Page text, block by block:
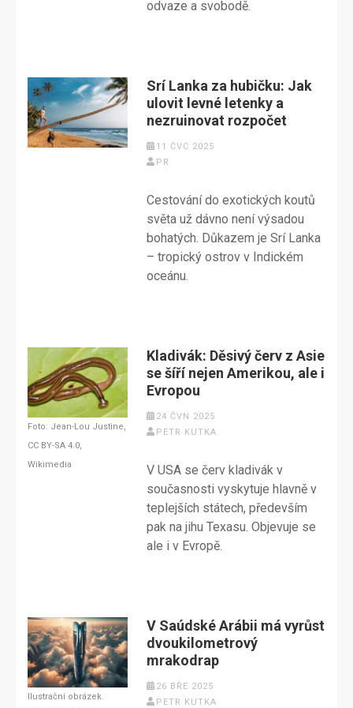
odvaze a svobodě.
Srí Lanka za hubičku: Jak
ulovit levné letenky a
nezruinovat rozpočet
11 ČVC 2025
PR
Cestování do exotických koutů
světa už dávno není výsadou
bohatých. Důkazem je Srí Lanka
– tropický ostrov v Indickém
oceánu.
Foto: Jean-Lou Justine​,
CC BY-SA 4.0,
Wikimedia
Kladivák: Děsivý červ z Asie
se šíří nejen Amerikou, ale i
Evropou
24 ČVN 2025
PETR KUTKA
V USA se červ kladivák v
současnosti vyskytuje hlavně v
teplejších státech, především
pak na jihu Texasu. Objevuje se
ale i v Evropě.
Ilustrační obrázek.
V Saúdské Arábii má vyrůst
dvoukilometrový
mrakodrap
26 BŘE 2025
PETR KUTKA